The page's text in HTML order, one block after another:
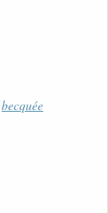
becquée